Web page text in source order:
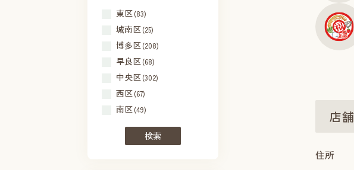
東区(83)
城南区(25)
博多区(208)
早良区(68)
中央区(302)
西区(67)
南区(49)
検索
店
住所